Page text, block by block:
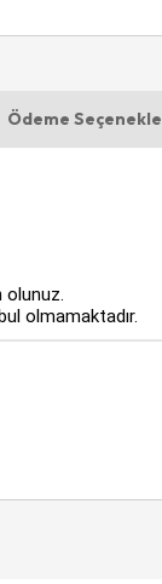
Ödeme
olunuz.
olmamaktadır.